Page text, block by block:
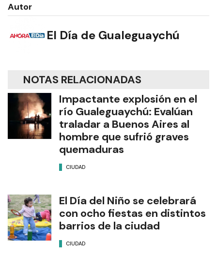
Autor
El Día de Gualeguaychú
NOTAS RELACIONADAS
Impactante explosión en el
río Gualeguaychú: Evalúan
traladar a Buenos Aires al
hombre que sufrió graves
quemaduras
CIUDAD
El Día del Niño se celebrará
con ocho fiestas en distintos
barrios de la ciudad
CIUDAD